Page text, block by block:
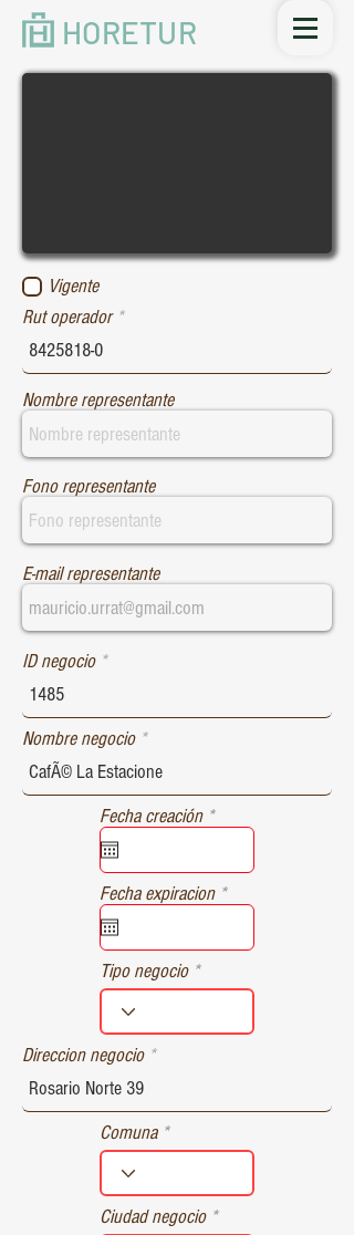
HORETUR
Vigente
Rut operador
Nombre representante
Fono representante
E-mail representante
ID negocio
Nombre negocio
Fecha creación *r
e
u
i
d
Fecha expiracion *r
e
u
r
d
Tipo negocio
Direccion negocio
Comuna
Ciudad negocio